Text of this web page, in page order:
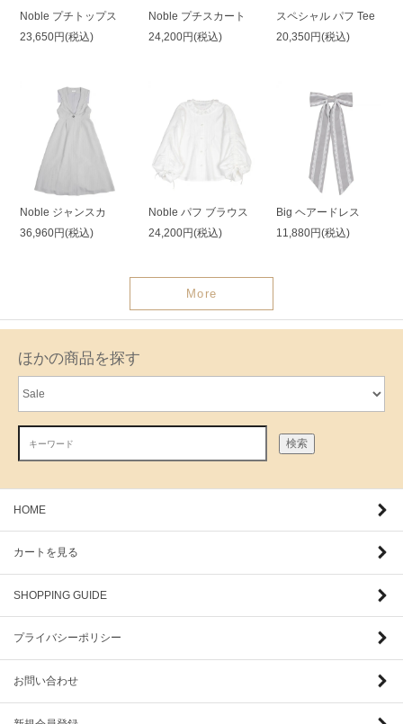
Noble プチトップス
23,650円(税込)
Noble プチスカート
24,200円(税込)
スペシャル パフ Tee
20,350円(税込)
Noble ジャンスカ
36,960円(税込)
Noble パフ ブラウス
24,200円(税込)
Big ヘアードレス
11,880円(税込)
More
ほかの商品を探す
検索
HOME
カートを見る
SHOPPING GUIDE
プライバシーポリシー
お問い合わせ